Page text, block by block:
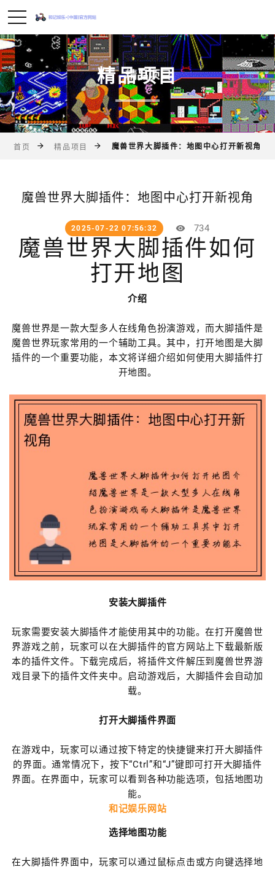
精品项目
首页 精品项目 魔兽世界大脚插件：地图中心打开新视角
魔兽世界大脚插件：地图中心打开新视角
2025-07-22 07:56:32 734
魔兽世界大脚插件如何
打开地图
介绍
魔兽世界是一款大型多人在线角色扮演游戏，而大脚插件是
魔兽世界玩家常用的一个辅助工具。其中，打开地图是大脚
插件的一个重要功能，本文将详细介绍如何使用大脚插件打
开地图。
安装大脚插件
玩家需要安装大脚插件才能使用其中的功能。在打开魔兽世
界游戏之前，玩家可以在大脚插件的官方网站上下载最新版
本的插件文件。下载完成后，将插件文件解压到魔兽世界游
戏目录下的插件文件夹中。启动游戏后，大脚插件会自动加
载。
打开大脚插件界面
在游戏中，玩家可以通过按下特定的快捷键来打开大脚插件
的界面。通常情况下，按下“Ctrl”和“J”键即可打开大脚插件
界面。在界面中，玩家可以看到各种功能选项，包括地图功
能。
和记娱乐网站
选择地图功能
在大脚插件界面中，玩家可以通过鼠标点击或方向键选择地